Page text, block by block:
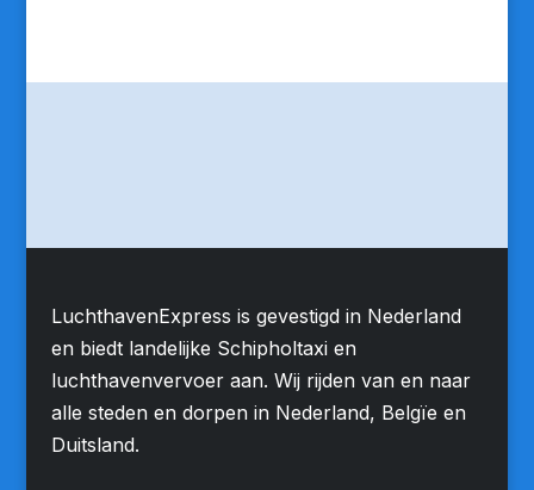
LuchthavenExpress is gevestigd in Nederland
en biedt landelijke Schipholtaxi en
luchthavenvervoer aan. Wij rijden van en naar
alle steden en dorpen in Nederland, Belgïe en
Duitsland.